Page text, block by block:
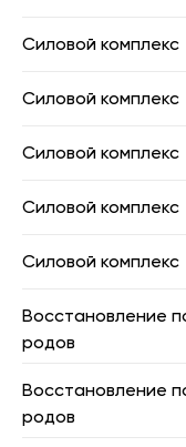
Силовой комплекс
Силовой комплекс
Силовой комплекс
Силовой комплекс
Силовой комплекс
Восстановление
родов
Восстановление
родов